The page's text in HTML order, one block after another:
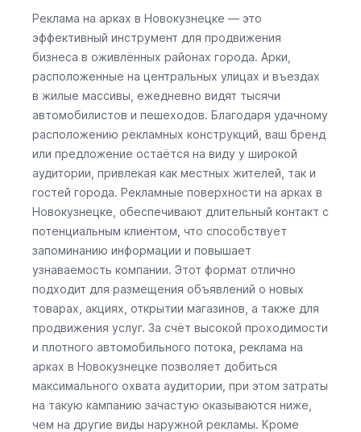
Реклама на арках в Новокузнецке — это
эффективный инструмент для продвижения
бизнеса в оживлённых районах города. Арки,
расположенные на центральных улицах и въездах
в жилые массивы, ежедневно видят тысячи
автомобилистов и пешеходов. Благодаря удачному
расположению рекламных конструкций, ваш бренд
или предложение остаётся на виду у широкой
аудитории, привлекая как местных жителей, так и
гостей города. Рекламные поверхности на арках в
Новокузнецке, обеспечивают длительный контакт с
потенциальным клиентом, что способствует
запоминанию информации и повышает
узнаваемость компании. Этот формат отлично
подходит для размещения объявлений о новых
товарах, акциях, открытии магазинов, а также для
продвижения услуг. За счёт высокой проходимости
и плотного автомобильного потока, реклама на
арках в Новокузнецке позволяет добиться
максимального охвата аудитории, при этом затраты
на такую кампанию зачастую оказываются ниже,
чем на другие виды наружной рекламы. Кроме